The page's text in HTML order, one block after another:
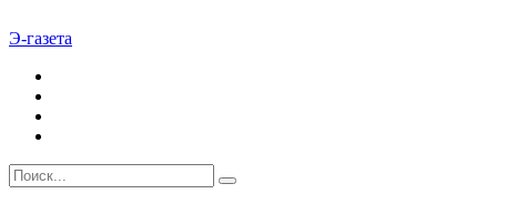
Э-газета